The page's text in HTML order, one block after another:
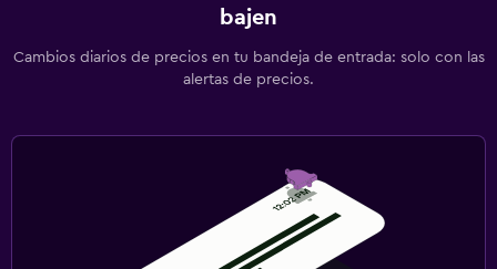
bajen
Cambios diarios de precios en tu bandeja de entrada: solo con las
alertas de precios.